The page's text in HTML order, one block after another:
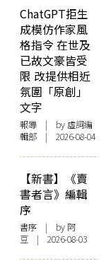
ChatGPT拒生
成模仿作家風
格指令 在世及
已故文豪皆受
限 改提供相近
氛圍「原創」
文字
報導 | by 虛詞編
輯部 | 2026-08-04
【新書】《賣
書者言》編輯
序
書序 | by 阿
豆 | 2026-08-03